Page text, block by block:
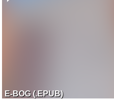
E-BOG (.EPUB)